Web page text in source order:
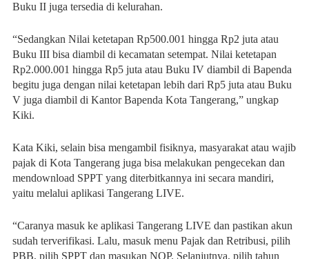
Buku II juga tersedia di kelurahan.
“Sedangkan Nilai ketetapan Rp500.001 hingga Rp2 juta atau
Buku III bisa diambil di kecamatan setempat. Nilai ketetapan
Rp2.000.001 hingga Rp5 juta atau Buku IV diambil di Bapenda
begitu juga dengan nilai ketetapan lebih dari Rp5 juta atau Buku
V juga diambil di Kantor Bapenda Kota Tangerang,” ungkap
Kiki.
Kata Kiki, selain bisa mengambil fisiknya, masyarakat atau wajib
pajak di Kota Tangerang juga bisa melakukan pengecekan dan
mendownload SPPT yang diterbitkannya ini secara mandiri,
yaitu melalui aplikasi Tangerang LIVE.
“Caranya masuk ke aplikasi Tangerang LIVE dan pastikan akun
sudah terverifikasi. Lalu, masuk menu Pajak dan Retribusi, pilih
PBB, pilih SPPT dan masukan NOP. Selanjutnya, pilih tahun